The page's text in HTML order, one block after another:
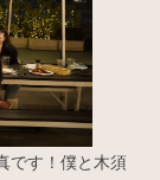
です！僕と木須